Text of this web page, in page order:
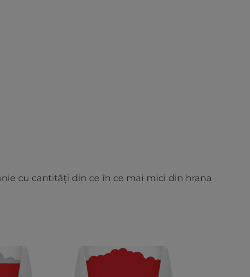
cu cantități din ce în ce mai mici din hrana